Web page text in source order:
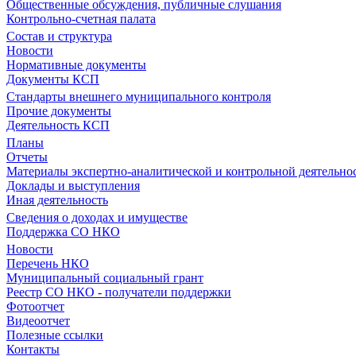
Общественные обсуждения, публичные слушания
Контрольно-счетная палата
Состав и структура
Новости
Нормативные документы
Документы КСП
Стандарты внешнего муниципального контроля
Прочие документы
Деятельность КСП
Планы
Отчеты
Материалы экспертно-аналитической и контрольной
Доклады и выступления
Иная деятельность
Сведения о доходах и имуществе
Поддержка СО НКО
Новости
Перечень НКО
Муниципальный социальный грант
Реестр СО НКО - получатели поддержки
Фотоотчет
Видеоотчет
Полезные ссылки
Контакты